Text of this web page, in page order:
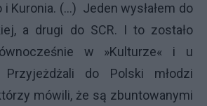
Kuronia. (…) Jeden wysłałem do
a drugi do SCR. I to zostało
w »Kulturze« i u
do Polski młodzi
mówili, że są zbuntowanymi